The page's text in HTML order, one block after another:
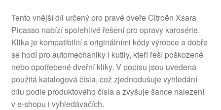
Tento vnější díl určený pro pravé dveře Citroën Xsara
Picasso nabízí spolehlivé řešení pro opravy karosérie.
Klika je kompatibilní s originálními kódy výrobce a dobře
se hodí pro automechaniky i kutily, kteří řeší poškozené
nebo opotřebené dveřní kliky. V popisu jsou uvedena
použitá katalogová čísla, což zjednodušuje vyhledání
dílu podle produktového čísla a zvyšuje šance nalezení
v e‑shopu i vyhledávačích.